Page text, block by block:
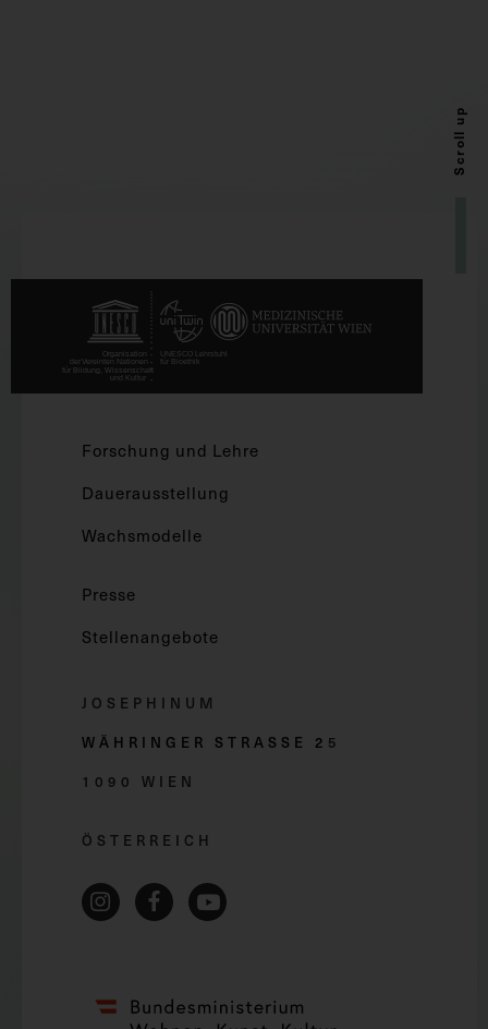
Scroll up
Forschung und Lehre
Dauerausstellung
Wachsmodelle
Presse
Stellenangebote
JOSEPHINUM
WÄHRINGER STRASSE 2 5
1090 WIEN
ÖSTERREICH